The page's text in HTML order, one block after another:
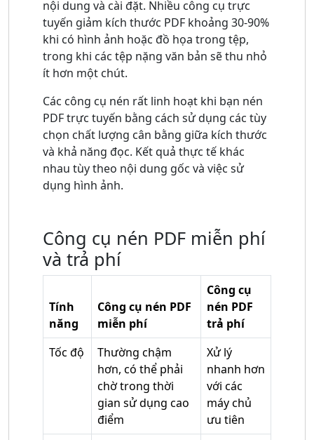
nội dung và cài đặt. Nhiều công cụ trực
tuyến giảm kích thước PDF khoảng 30-90%
khi có hình ảnh hoặc đồ họa trong tệp,
trong khi các tệp nặng văn bản sẽ thu nhỏ
ít hơn một chút.
Các công cụ nén rất linh hoạt khi bạn nén
PDF trực tuyến bằng cách sử dụng các tùy
chọn chất lượng cân bằng giữa kích thước
và khả năng đọc. Kết quả thực tế khác
nhau tùy theo nội dung gốc và việc sử
dụng hình ảnh.
Công cụ nén PDF miễn phí
và trả phí
Tính
năng
Công cụ nén PDF
miễn phí
Công cụ
nén PDF
trả phí
Tốc độ
Thường chậm
hơn, có thể phải
chờ trong thời
gian sử dụng cao
điểm
Xử lý
nhanh hơn
với các
máy chủ
ưu tiên